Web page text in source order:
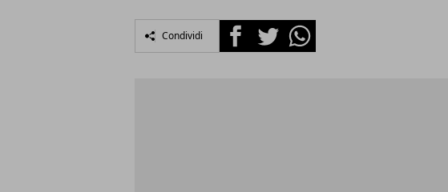
Condividi FacebookTwitterWhatsapp